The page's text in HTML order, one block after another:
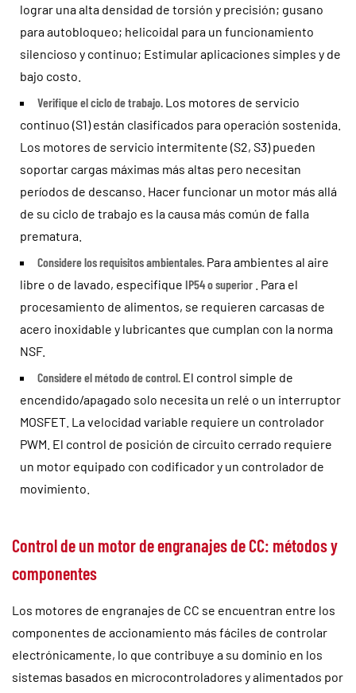
lograr una alta densidad de torsión y precisión; gusano
para autobloqueo; helicoidal para un funcionamiento
silencioso y continuo; Estimular aplicaciones simples y de
bajo costo.
Verifique el ciclo de trabajo. Los motores de servicio
continuo (S1) están clasificados para operación sostenida.
Los motores de servicio intermitente (S2, S3) pueden
soportar cargas máximas más altas pero necesitan
períodos de descanso. Hacer funcionar un motor más allá
de su ciclo de trabajo es la causa más común de falla
prematura.
Considere los requisitos ambientales. Para ambientes al aire
libre o de lavado, especifique IP54 o superior . Para el
procesamiento de alimentos, se requieren carcasas de
acero inoxidable y lubricantes que cumplan con la norma
NSF.
Considere el método de control. El control simple de
encendido/apagado solo necesita un relé o un interruptor
MOSFET. La velocidad variable requiere un controlador
PWM. El control de posición de circuito cerrado requiere
un motor equipado con codificador y un controlador de
movimiento.
Control de un motor de engranajes de CC: métodos y
componentes
Los motores de engranajes de CC se encuentran entre los
componentes de accionamiento más fáciles de controlar
electrónicamente, lo que contribuye a su dominio en los
sistemas basados en microcontroladores y alimentados por